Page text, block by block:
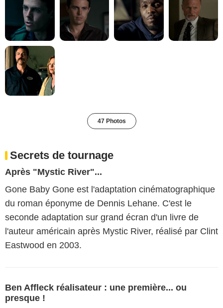
47 Photos
Secrets de tournage
Après "Mystic River"...
Gone Baby Gone est l'adaptation cinématographique
du roman éponyme de Dennis Lehane. C'est le
seconde adaptation sur grand écran d'un livre de
l'auteur américain après Mystic River, réalisé par Clint
Eastwood en 2003.
Ben Affleck réalisateur : une première... ou
presque !